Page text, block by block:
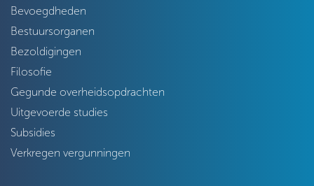
Bevoegdheden
Bestuursorganen
Bezoldigingen
Filosofie
Gegunde overheidsopdrachten
Uitgevoerde studies
Subsidies
Verkregen vergunningen